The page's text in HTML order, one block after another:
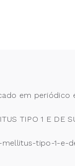
em
TIPO 1 E DE
tipo-1-e-